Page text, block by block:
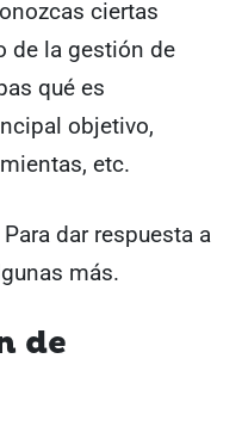
ciertas
de la gestión de
qué es
objetivo,
etc.
dar respuesta a
más.
de